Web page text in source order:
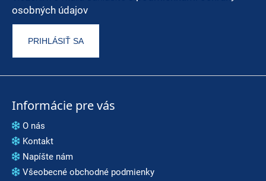
osobných údajov
PRIHLÁSIŤ SA
Informácie pre vás
O nás
Kontakt
Napíšte nám
Všeobecné obchodné podmienky